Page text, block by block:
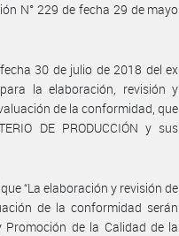
N° 229 de fecha 29 de mayo
30 de julio de 2018 del ex
para la elaboración, revisión y
de la conformidad, que
DE PRODUCCIÓN y sus
“La elaboración y revisión de
de la conformidad serán
de la Calidad de la